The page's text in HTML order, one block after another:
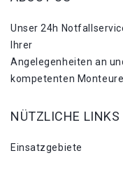
Unser 24h
Ihrer
Angelegenheiten an
kompetenten
NÜTZLICHE LINKS
Einsatzgebiete